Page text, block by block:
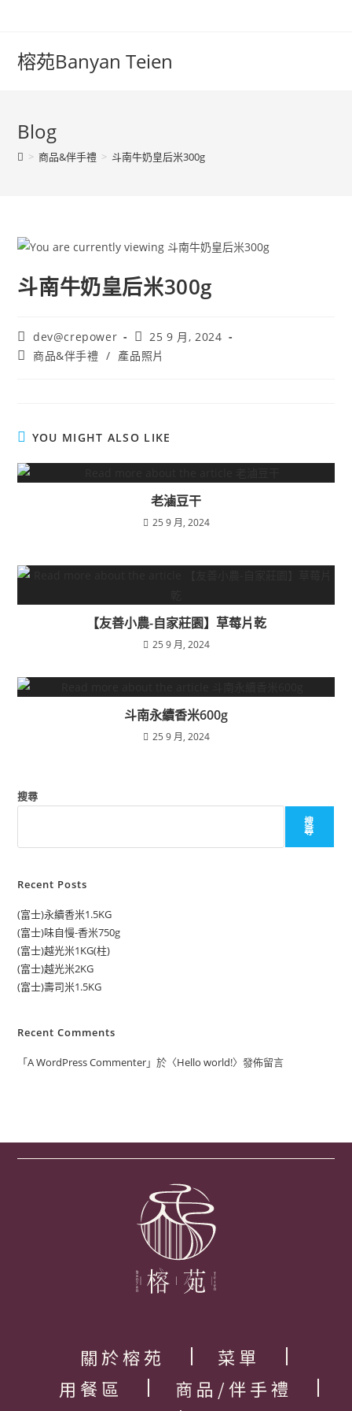
榕苑Banyan Teien
Blog
> 商品&伴手禮 > 斗南牛奶皇后米300g
斗南牛奶皇后米300g
dev@crepower
25 9 月, 2024
商品&伴手禮 / 產品照片
YOU MIGHT ALSO LIKE
老滷豆干
25 9 月, 2024
【友善小農-自家莊園】草莓片乾
25 9 月, 2024
斗南永續香米600g
25 9 月, 2024
搜尋
搜
尋
Recent Posts
(富士)永續香米1.5KG
(富士)味自慢-香米750g
(富士)越光米1KG(柱)
(富士)越光米2KG
(富士)壽司米1.5KG
Recent Comments
「A WordPress Commenter」於〈Hello world!〉發佈留言
關於榕苑
菜單
用餐區
商品/伴手禮